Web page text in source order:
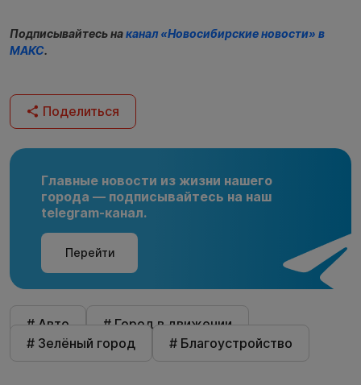
Подписывайтесь наканал «Новосибирские новости» в
МАКС.
Поделиться
Главные новости из жизни нашего
города — подписывайтесь на наш
telegram-канал.
Перейти
# Авто
# Город в движении
# Зелёный город
# Благоустройство